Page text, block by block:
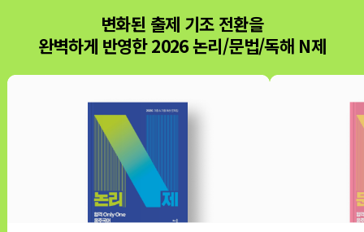
변화된 출제 기조 전환을
완벽하게 반영한 2026 논리/문법/독해 N제